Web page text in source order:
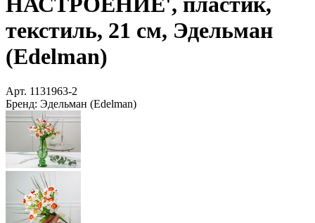
текстиль, 21 см, Эдельман
(Edelman)
Арт. 1131963-2
Бренд: Эдельман (Edelman)